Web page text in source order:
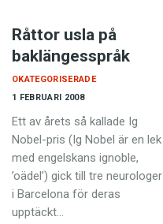
Råttor usla på
baklängesspråk
1 FEBRUARI 2008
OKATEGORISERADE
Ett av årets så kallade Ig
Nobel-pris (Ig Nobel är en lek
med engelskans ignoble,
’oädel’) gick till tre neurologer
i Barcelona för deras
upptäckt…